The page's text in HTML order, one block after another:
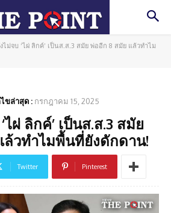
งไม่จบ ‘ไผ่ ลิกค์’ เป็นส.ส.3 สมัย พ่ออีก 8 สมัย แล้วทำไม
ขล่าสุด : กรกฎาคม 15, 2025
ไผ่ ลิกค์’ เป็นส.ส.3 สมัย
วทำไมพื้นที่ยังดักดาน!
Twitter Pinterest